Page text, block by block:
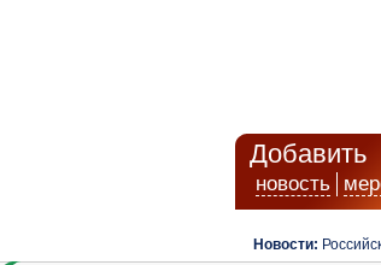
Добавить
новость
Новости: